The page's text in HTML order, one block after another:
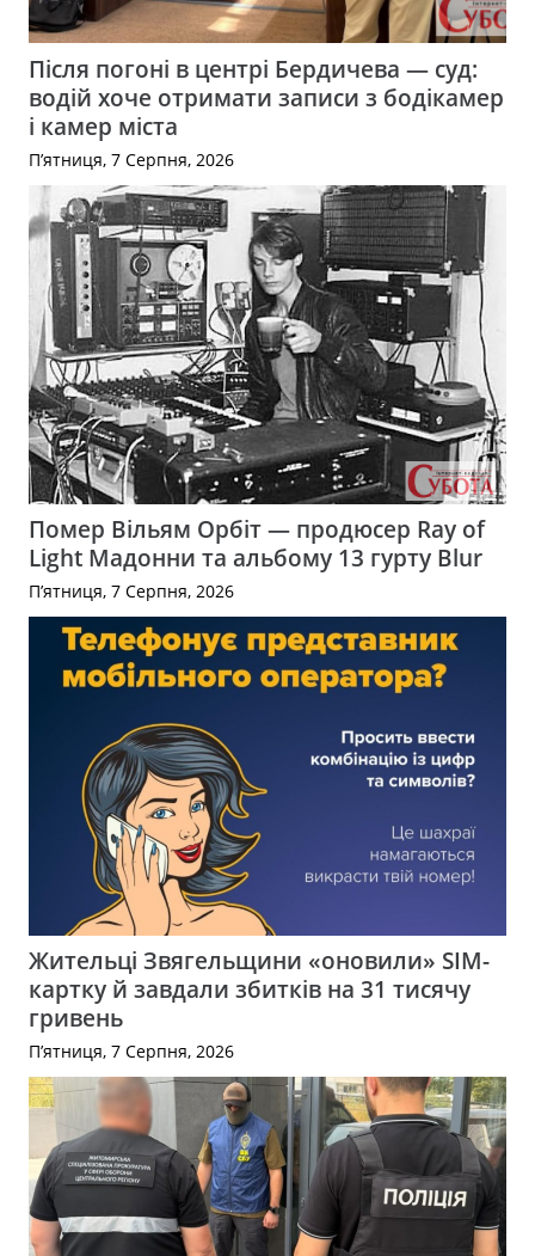
Після погоні в центрі Бердичева — суд:
водій хоче отримати записи з бодікамер
і камер міста
П’ятниця, 7 Серпня, 2026
Помер Вільям Орбіт — продюсер Ray of
Light Мадонни та альбому 13 гурту Blur
П’ятниця, 7 Серпня, 2026
Жительці Звягельщини «оновили» SIM-
картку й завдали збитків на 31 тисячу
гривень
П’ятниця, 7 Серпня, 2026